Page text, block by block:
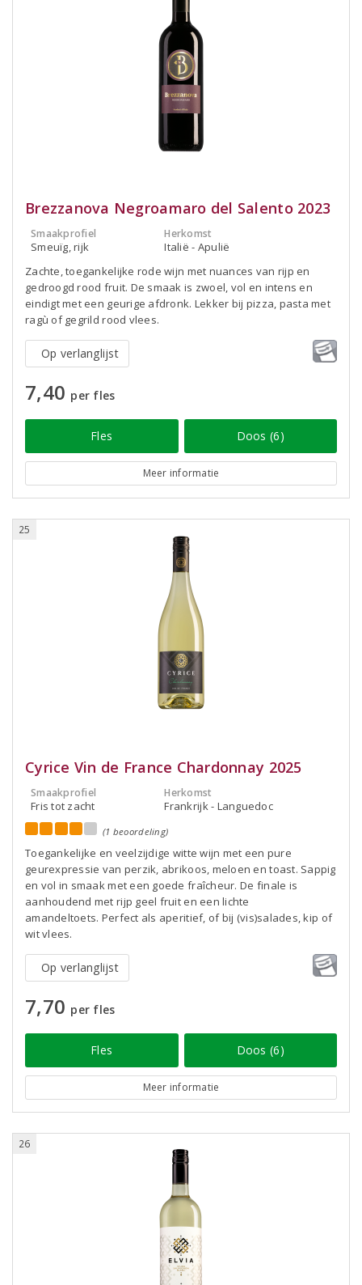
Brezzanova Negroamaro del Salento 2023
Smaakprofiel
Smeuïg, rijk
Herkomst
Italië - Apulië
Zachte, toegankelijke rode wijn met nuances van rijp en
gedroogd rood fruit. De smaak is zwoel, vol en intens en
eindigt met een geurige afdronk. Lekker bij pizza, pasta met
ragù of gegrild rood vlees.
Op verlanglijst
7,40 per fles
Fles Doos (6)
Meer informatie
25
Cyrice Vin de France Chardonnay 2025
Smaakprofiel
Fris tot zacht
Herkomst
Frankrijk - Languedoc
(1 beoordeling)
Toegankelijke en veelzijdige witte wijn met een pure
geurexpressie van perzik, abrikoos, meloen en toast. Sappig
en vol in smaak met een goede fraîcheur. De finale is
aanhoudend met rijp geel fruit en een lichte
amandeltoets. Perfect als aperitief, of bij (vis)salades, kip of
wit vlees.
Op verlanglijst
7,70 per fles
Fles Doos (6)
Meer informatie
26